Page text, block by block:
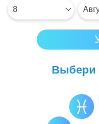
Работа
Любовь
Счастливые
Здоровье
Созвездие
Выбери